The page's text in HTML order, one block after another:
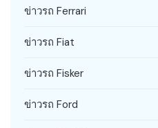
ข่าวรถ Ferrari
ข่าวรถ Fiat
ข่าวรถ Fisker
ข่าวรถ Ford